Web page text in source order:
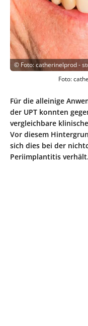
© Foto: catherinelprod -
Foto:
Für die alleinige
der UPT konnten
vergleichbare
Vor diesem
sich dies bei der
Periimplantitis